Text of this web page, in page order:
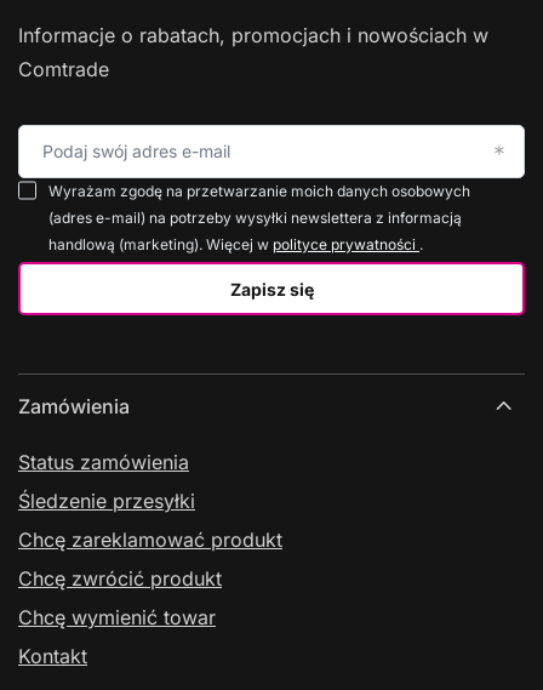
Informacje o rabatach, promocjach i nowościach w
Comtrade
Podaj swój adres e-mail
Zapisz się
Wyrażam zgodę na przetwarzanie moich danych osobowych
(adres e-mail) na potrzeby wysyłki newslettera z informacją
handlową (marketing). Więcej w polityce prywatności .
Zamówienia
Status zamówienia
Śledzenie przesyłki
Chcę zareklamować produkt
Chcę zwrócić produkt
Chcę wymienić towar
Kontakt